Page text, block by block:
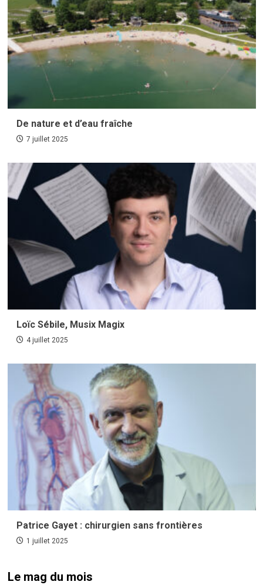
De nature et d’eau fraîche
7 juillet 2025
Loïc Sébile, Musix Magix
4 juillet 2025
Patrice Gayet : chirurgien sans frontières
1 juillet 2025
Le mag du mois